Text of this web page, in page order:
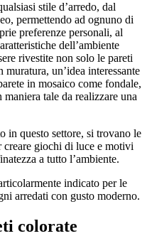
stile d’arredo, dal
permettendo ad ognuno di
preferenze personali, al
dell’ambiente
rivestite non solo le pareti
un’idea interessante
in mosaico come fondale,
tale da realizzare una
in questo settore, si trovano le
creare giochi di luce e motivi
a tutto l’ambiente.
indicato per le
arredati con gusto moderno.
colorate